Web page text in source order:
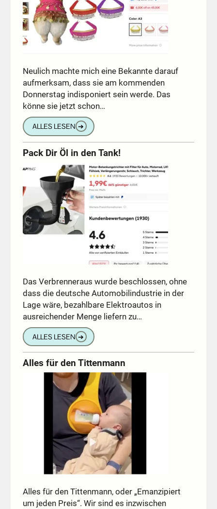
Neulich machte mich eine Bekannte darauf
aufmerksam, dass sie am kommenden
Donnerstag indisponiert sein werde. Das
könne sie jetzt schon…
ALLES LESEN ➔
Pack Dir Öl in den Tank!
Das Verbrenneraus wurde beschlossen, ohne
dass die deutsche Automobilindustrie in der
Lage wäre, bezahlbare Elektroautos in
ausreichender Menge liefern zu…
ALLES LESEN ➔
Alles für den Tittenmann
Alles für den Tittenmann, oder „Emanzipiert
um jeden Preis“. Wir sind es inzwischen